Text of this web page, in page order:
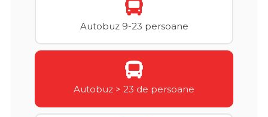
Autobuz 9-23 persoane
Autobuz > 23 de persoane